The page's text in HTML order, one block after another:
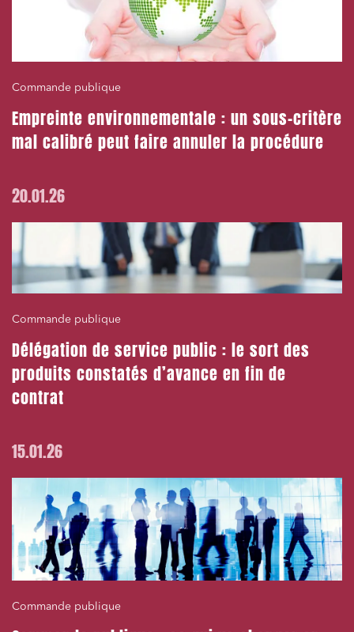
Commande publique
Empreinte environnementale : un sous-critère
mal calibré peut faire annuler la procédure
20.01.26
Commande publique
Délégation de service public : le sort des
produits constatés d’avance en fin de
contrat
15.01.26
Commande publique